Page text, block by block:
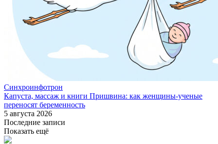
Синхроинфотрон
Капуста, массаж и книги Пришвина: как женщины-ученые
переносят беременность
5 августа 2026
Последние записи
Показать ещё